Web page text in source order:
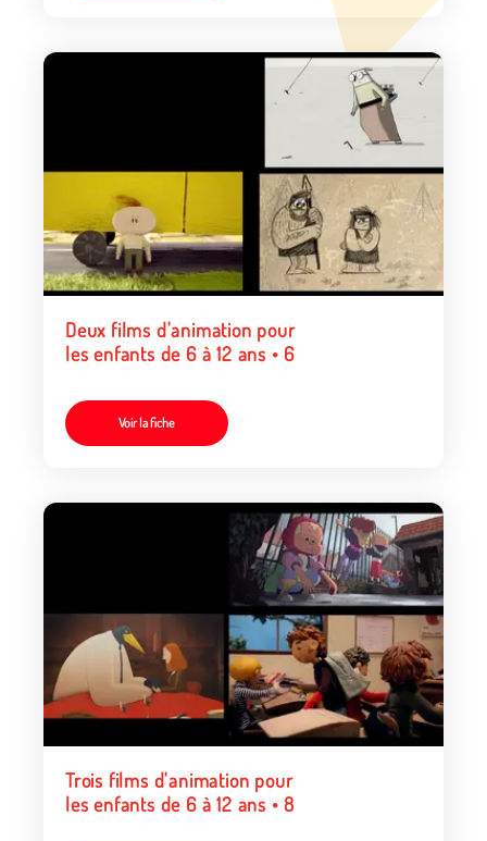
Deux films d'animation pour
les enfants de 6 à 12 ans • 6
Voir la fiche
Trois films d'animation pour
les enfants de 6 à 12 ans • 8